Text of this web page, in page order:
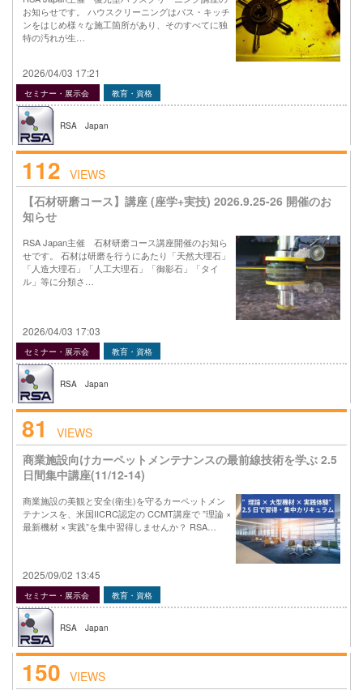
お知らせです。 ハウスクリーニングはバス・キッチ
ンをはじめ様々な施工箇所があり、そのすべてに独
特の汚れが生…
2026/04/03 17:21
セミナー・展示会 教育・資格
RSA Japan
112 VIEWS
【石材研磨コース】講座 (座学+実技) 2026.9.25-26 開催のお
知らせ
RSA Japan主催 石材研磨コース講座開催のお知ら
せです。 石材は研磨を行うにあたり「天然大理石」
「人造大理石」「人工大理石」「御影石」「タイ
ル」等に分類さ…
2026/04/03 17:03
セミナー・展示会 教育・資格
RSA Japan
81
VIEWS
商業施設向けカーペットメンテナンスの最前線技術を学ぶ 2.5
日間集中講座(11/12-14)
商業施設の美観と安全(衛生)を守るカーペットメン
テナンスを、米国IICRC認定の CCMT講座で ”理論 ×
最新機材 × 実践”を集中習得しませんか？ RSA…
2025/09/02 13:45
セミナー・展示会 教育・資格
RSA Japan
150 VIEWS